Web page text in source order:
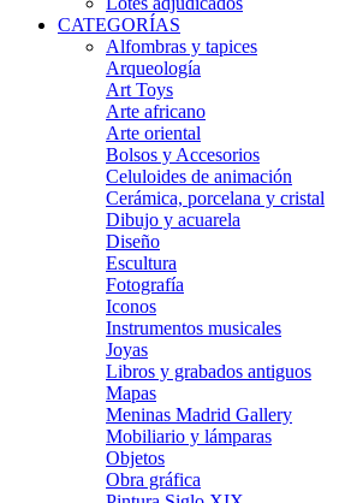
CATEGORÍAS
Alfombras y tapices
Arqueología
Art Toys
Arte africano
Arte oriental
Bolsos y Accesorios
Celuloides de animación
Cerámica, porcelana y cristal
Dibujo y acuarela
Diseño
Escultura
Fotografía
Iconos
Instrumentos musicales
Joyas
Libros y grabados antiguos
Mapas
Meninas Madrid Gallery
Mobiliario y lámparas
Objetos
Obra gráfica